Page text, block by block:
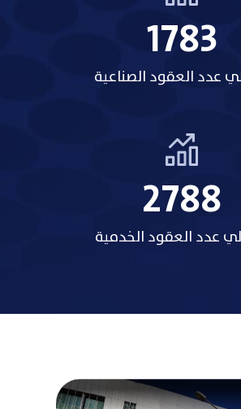
2158
عدد العقود الصناعية
3485
عدد العقود الخدمية